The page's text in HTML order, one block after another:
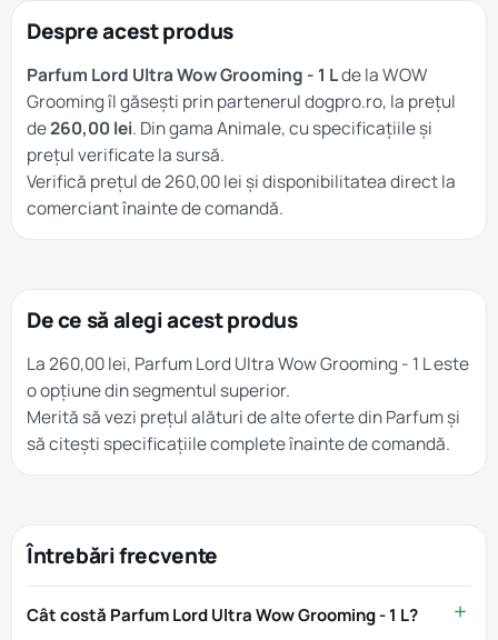
Despre acest produs
Parfum Lord Ultra Wow Grooming - 1 Lde la WOW
Grooming îl găsești prin partenerul dogpro.ro, la prețul
de260,00 lei. Din gamaAnimale, cu specificațiile și
prețul verificate la sursă.
Verifică prețul de 260,00 lei și disponibilitatea direct la
comerciant înainte de comandă.
De ce să alegi acest produs
La 260,00 lei, Parfum Lord Ultra Wow Grooming - 1 L este
o opțiune din segmentul superior.
Merită să vezi prețul alături de alte oferte dinParfumși
să citești specificațiile complete înainte de comandă.
Întrebări frecvente
Cât costă Parfum Lord Ultra Wow Grooming - 1 L?